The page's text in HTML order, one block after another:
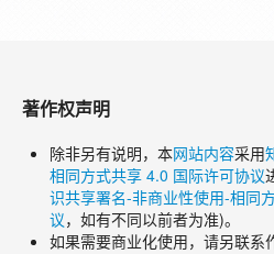
著作权声明
除非另有说明，本网站内容采用
相同方式共享 4.0 国际许可协议
识共享署名-非商业性使用-相同
议，如有不同以前者为准)。
如果需要商业化使用，请另联系